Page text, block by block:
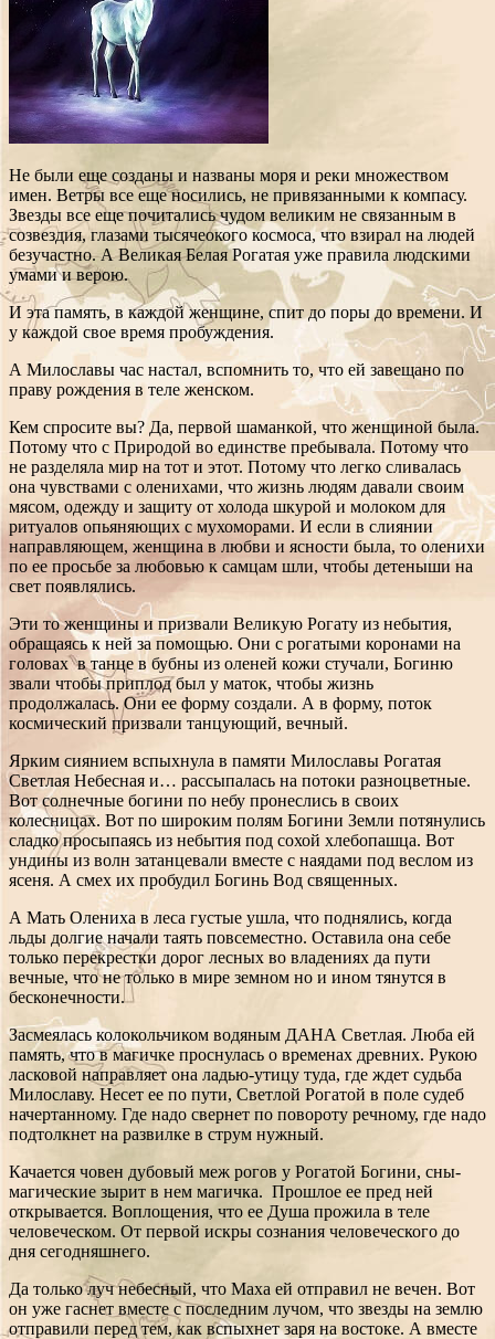
Не были еще созданы и названы моря и реки множеством
имен. Ветры все еще носились, не привязанными к компасу.
Звезды все еще почитались чудом великим не связанным в
созвездия, глазами тысячеокого космоса, что взирал на людей
безучастно. А Великая Белая Рогатая уже правила людскими
умами и верою.
И эта память, в каждой женщине, спит до поры до времени. И
у каждой свое время пробуждения.
А Милославы час настал, вспомнить то, что ей завещано по
праву рождения в теле женском.
Кем спросите вы? Да, первой шаманкой, что женщиной была.
Потому что с Природой во единстве пребывала. Потому что
не разделяла мир на тот и этот. Потому что легко сливалась
она чувствами с оленихами, что жизнь людям давали своим
мясом, одежду и защиту от холода шкурой и молоком для
ритуалов опьяняющих с мухоморами. И если в слиянии
направляющем, женщина в любви и ясности была, то оленихи
по ее просьбе за любовью к самцам шли, чтобы детеныши на
свет появлялись.
Эти то женщины и призвали Великую Рогату из небытия,
обращаясь к ней за помощью. Они с рогатыми коронами на
головах в танце в бубны из оленей кожи стучали, Богиню
звали чтобы приплод был у маток, чтобы жизнь
продолжалась. Они ее форму создали. А в форму, поток
космический призвали танцующий, вечный.
Ярким сиянием вспыхнула в памяти Милославы Рогатая
Светлая Небесная и… рассыпалась на потоки разноцветные.
Вот солнечные богини по небу пронеслись в своих
колесницах. Вот по широким полям Богини Земли потянулись
сладко просыпаясь из небытия под сохой хлебопашца. Вот
ундины из волн затанцевали вместе с наядами под веслом из
ясеня. А смех их пробудил Богинь Вод священных.
А Мать Олениха в леса густые ушла, что поднялись, когда
льды долгие начали таять повсеместно. Оставила она себе
только перекрестки дорог лесных во владениях да пути
вечные, что не только в мире земном но и ином тянутся в
бесконечности.
Засмеялась колокольчиком водяным ДАНА Светлая. Люба ей
память, что в магичке проснулась о временах древних. Рукою
ласковой направляет она ладью-утицу туда, где ждет судьба
Милославу. Несет ее по пути, Светлой Рогатой в поле судеб
начертанному. Где надо свернет по повороту речному, где надо
подтолкнет на развилке в струм нужный.
Качается човен дубовый меж рогов у Рогатой Богини, сны-
магические зырит в нем магичка. Прошлое ее пред ней
открывается. Воплощения, что ее Душа прожила в теле
человеческом. От первой искры сознания человеческого до
дня сегодняшнего.
Да только луч небесный, что Маха ей отправил не вечен. Вот
он уже гаснет вместе с последним лучом, что звезды на землю
отправили перед тем, как вспыхнет заря на востоке. А вместе